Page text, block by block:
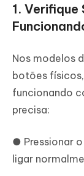
1.
Nos modelos
botões
funcionando
precisa:
● Pressionar
ligar